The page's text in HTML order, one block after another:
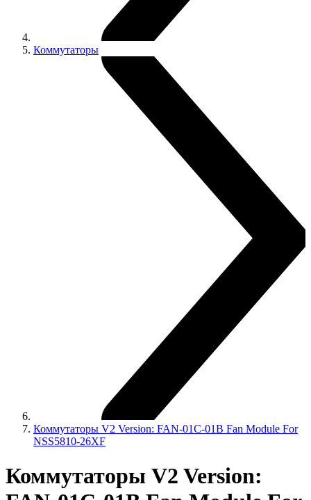
Коммутаторы
Коммутаторы V2 Version: FAN-01C-01B Fan Module For
NSS5810-26XF
Коммутаторы V2 Version: